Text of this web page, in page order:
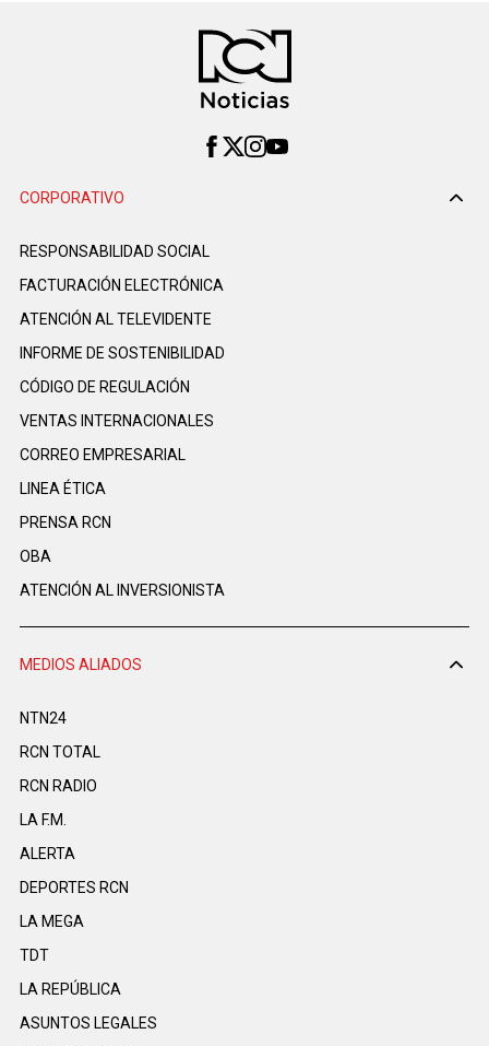
CORPORATIVO
RESPONSABILIDAD SOCIAL
FACTURACIÓN ELECTRÓNICA
ATENCIÓN AL TELEVIDENTE
INFORME DE SOSTENIBILIDAD
CÓDIGO DE REGULACIÓN
VENTAS INTERNACIONALES
CORREO EMPRESARIAL
LINEA ÉTICA
PRENSA RCN
OBA
ATENCIÓN AL INVERSIONISTA
MEDIOS ALIADOS
NTN24
RCN TOTAL
RCN RADIO
LA F.M.
ALERTA
DEPORTES RCN
LA MEGA
TDT
LA REPÚBLICA
ASUNTOS LEGALES